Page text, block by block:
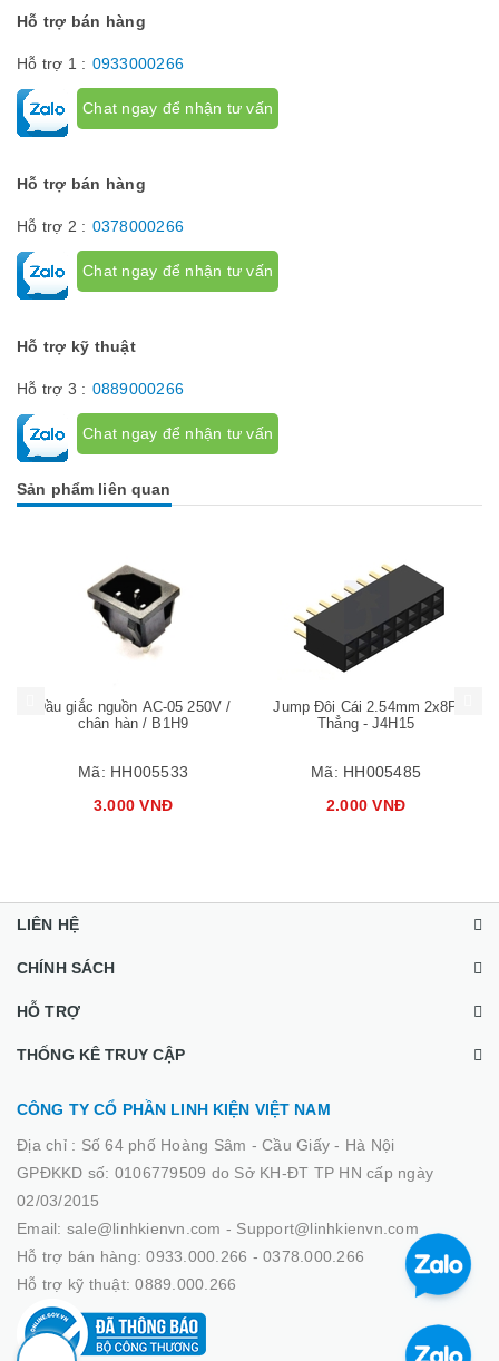
Hỗ trợ bán hàng
Hỗ trợ 1 : 0933000266
Chat ngay để nhận tư vấn
Hỗ trợ bán hàng
Hỗ trợ 2 : 0378000266
Chat ngay để nhận tư vấn
Hỗ trợ kỹ thuật
Hỗ trợ 3 : 0889000266
Chat ngay để nhận tư vấn
Sản phẩm liên quan
Đầu giắc nguồn AC-05 250V /
chân hàn / B1H9
Mã: HH005533
3.000 VNĐ
Jump Đôi Cái 2.54mm 2x8P
Thẳng - J4H15
Mã: HH005485
2.000 VNĐ
Mua hàng
LIÊN HỆ
CHÍNH SÁCH
HỖ TRỢ
THỐNG KÊ TRUY CẬP
CÔNG TY CỔ PHẦN LINH KIỆN VIỆT NAM
Địa chỉ : Số 64 phố Hoàng Sâm - Cầu Giấy - Hà Nội
GPĐKKD số: 0106779509 do Sở KH-ĐT TP HN cấp ngày
02/03/2015
Email: sale@linhkienvn.com - Support@linhkienvn.com
Hỗ trợ bán hàng: 0933.000.266 - 0378.000.266
Hỗ trợ kỹ thuật: 0889.000.266